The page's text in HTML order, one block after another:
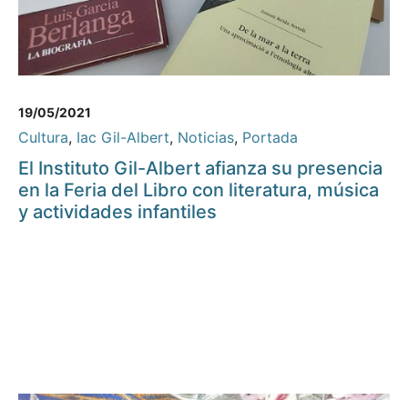
19/05/2021
Cultura, Iac Gil-Albert, Noticias, Portada
El Instituto Gil-Albert afianza su presencia
en la Feria del Libro con literatura, música
y actividades infantiles